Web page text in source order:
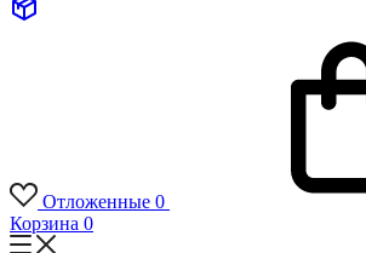
Отложенные 0
Корзина 0